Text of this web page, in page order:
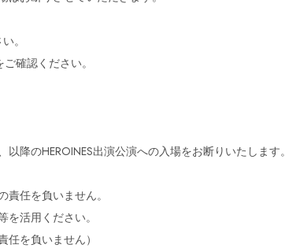
。
確認ください。
降のHEROINES出演公演への入場をお断りいたします。
任を負いません。
活用ください。
を負いません）